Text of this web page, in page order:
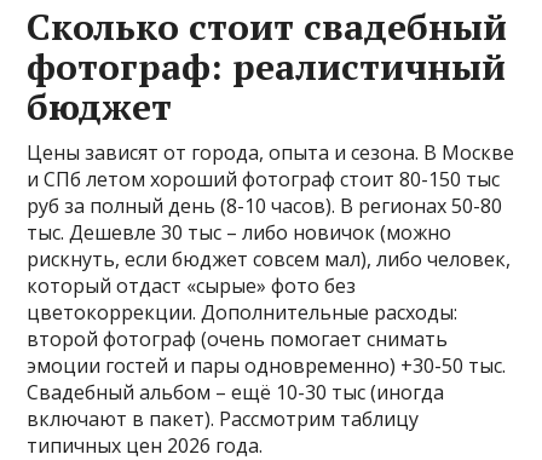
Сколько стоит свадебный
фотограф: реалистичный
бюджет
Цены зависят от города, опыта и сезона. В Москве
и СПб летом хороший фотограф стоит 80-150 тыс
руб за полный день (8-10 часов). В регионах 50-80
тыс. Дешевле 30 тыс – либо новичок (можно
рискнуть, если бюджет совсем мал), либо человек,
который отдаст «сырые» фото без
цветокоррекции. Дополнительные расходы:
второй фотограф (очень помогает снимать
эмоции гостей и пары одновременно) +30-50 тыс.
Свадебный альбом – ещё 10-30 тыс (иногда
включают в пакет). Рассмотрим таблицу
типичных цен 2026 года.